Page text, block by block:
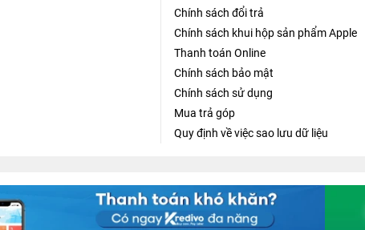
Chính sách đổi trả
Chính sách khui hộp sản phẩm Apple
Thanh toán Online
Chính sách bảo mật
Chính sách sử dụng
Mua trả góp
Quy định về việc sao lưu dữ liệu